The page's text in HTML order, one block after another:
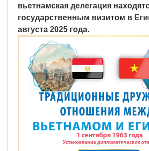
вьетнамская делегация
государственным визитом в
августа 2025 года.